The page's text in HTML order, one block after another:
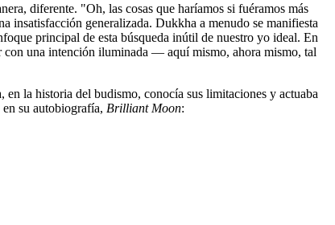
diferente. "Oh, las cosas que haríamos si fuéramos más
insatisfacción generalizada. Dukkha a menudo se manifiesta
principal de esta búsqueda inútil de nuestro yo ideal. En
con una intención iluminada ― aquí mismo, ahora mismo, tal
la historia del budismo, conocía sus limitaciones y actuaba
su autobiografía, Brilliant Moon: